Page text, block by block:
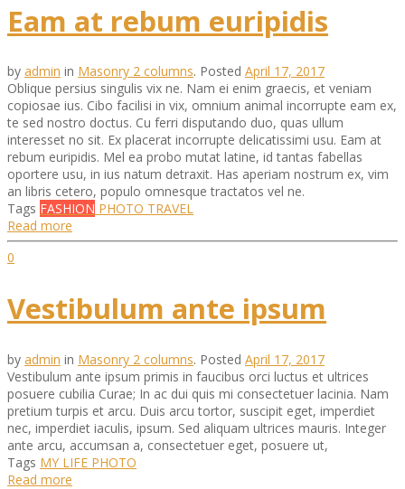
Eam at rebum euripidis
by admin in Masonry 2 columns. Posted April 17, 2017
Oblique persius singulis vix ne. Nam ei enim graecis, et veniam
copiosae ius. Cibo facilisi in vix, omnium animal incorrupte eam ex,
te sed nostro doctus. Cu ferri disputando duo, quas ullum
interesset no sit. Ex placerat incorrupte delicatissimi usu. Eam at
rebum euripidis. Mel ea probo mutat latine, id tantas fabellas
oportere usu, in ius natum detraxit. Has aperiam nostrum ex, vim
an libris cetero, populo omnesque tractatos vel ne.
Tags FASHION PHOTO TRAVEL
Read more
0
Vestibulum ante ipsum
by admin in Masonry 2 columns. Posted April 17, 2017
Vestibulum ante ipsum primis in faucibus orci luctus et ultrices
posuere cubilia Curae; In ac dui quis mi consectetuer lacinia. Nam
pretium turpis et arcu. Duis arcu tortor, suscipit eget, imperdiet
nec, imperdiet iaculis, ipsum. Sed aliquam ultrices mauris. Integer
ante arcu, accumsan a, consectetuer eget, posuere ut,
Tags MY LIFE PHOTO
Read more